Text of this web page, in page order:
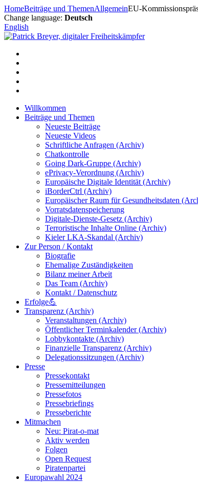
Zum
Inhalt
springen
HomeBeiträge und ThemenAllgemeinEU-
Change language: Deutsch
English
Willkommen
Beiträge und Themen
Neueste Beiträge
Neueste Videos
Schriftliche Anfragen (Archiv)
Chatkontrolle
Going Dark-Gruppe (Archiv)
ePrivacy-Verordnung (Archiv)
Europäische Digitale Identität (Archiv)
iBorderCtrl (Archiv)
Europäischer Raum für Gesundheitsdaten
Vorratsdatenspeicherung
Digitale-Dienste-Gesetz (Archiv)
Terroristische Inhalte Online (Archiv)
Kieler LKA-Skandal (Archiv)
Zur Person / Kontakt
Biografie
Ehemalige Zuständigkeiten
Bilanz meiner Arbeit
Das Team (Archiv)
Kontakt / Datenschutz
Erfolge💪
Transparenz (Archiv)
Veranstaltungen (Archiv)
Öffentlicher Terminkalender (Archiv)
Lobbykontakte (Archiv)
Finanzielle Transparenz (Archiv)
Delegationssitzungen (Archiv)
Presse
Pressekontakt
Pressemitteilungen
Pressefotos
Pressebriefings
Presseberichte
Mitmachen
Neu: Pirat-o-mat
Aktiv werden
Folgen
Open Request
Piratenpartei
Europawahl 2024